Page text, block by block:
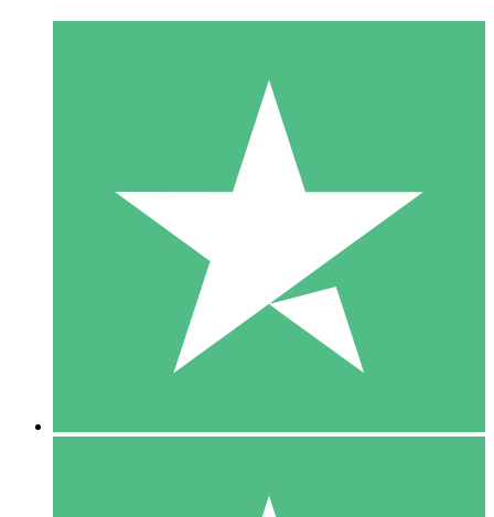
Pacotes de Créditos Individuais
Pague conforme o uso com créditos de download. Sem
1000
10 Downloads